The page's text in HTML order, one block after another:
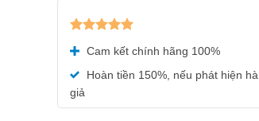
hạng5.00
5 sao
Cam kết chính hãng 100%
Hoàn tiền 150%, nếu phát hiện
giả